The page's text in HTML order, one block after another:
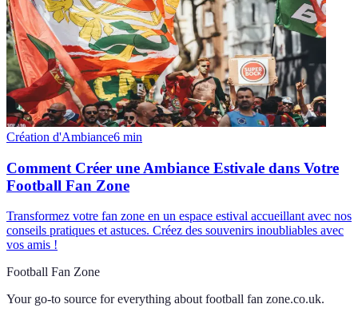
Création d'Ambiance6 min
Comment Créer une Ambiance Estivale dans Votre
Football Fan Zone
Transformez votre fan zone en un espace estival accueillant avec nos
conseils pratiques et astuces. Créez des souvenirs inoubliables avec
vos amis !
Football Fan Zone
Your go-to source for everything about football fan zone.co.uk.